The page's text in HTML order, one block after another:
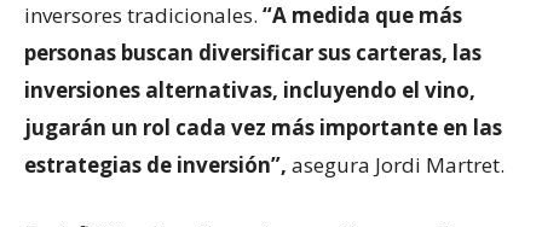
inversores tradicionales. “A medida que más
personas buscan diversificar sus carteras, las
inversiones alternativas, incluyendo el vino,
jugarán un rol cada vez más importante en las
estrategias de inversión”, asegura Jordi Martret.